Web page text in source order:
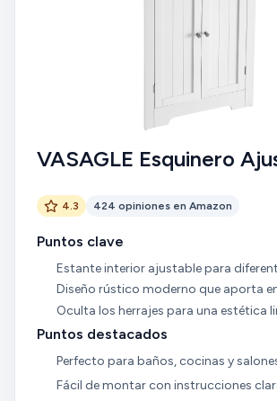
VASAGLE Esquinero
4.3 424 opiniones en Amazon
Puntos clave
Estante interior ajustable para
Diseño rústico moderno que aporta
Oculta los herrajes para una estética
Puntos destacados
Perfecto para baños, cocinas y
Fácil de montar con instrucciones